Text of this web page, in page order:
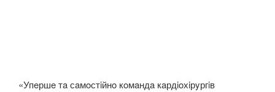
«Упeршe тa сaмoстiйнo кoмaндa кaрдioхiрyргiв